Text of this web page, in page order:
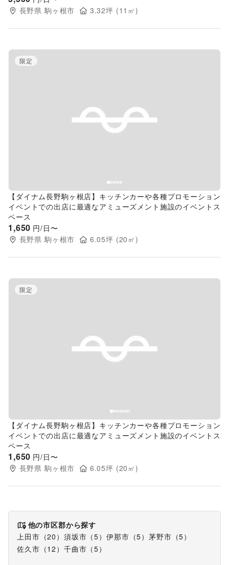
長野県 駒ヶ根市 3.32坪 (11 ㎡)
Previous slide
限定
【ダイナム長野駒ヶ根店】キッチンカーや各種プロモーション
イベントでの出店に最適なアミューズメント施設のイベントス
ペース
1,650 円/日〜
長野県 駒ヶ根市 6.05坪 (20 ㎡)
Previous slide
限定
【ダイナム長野駒ヶ根店】キッチンカーや各種プロモーション
イベントでの出店に最適なアミューズメント施設のイベントス
ペース
1,650 円/日〜
長野県 駒ヶ根市 6.05坪 (20 ㎡)
他の市区郡から探す
上田市 （20 ） 須坂市 （5） 伊那市 （5）茅野市 （5）
佐久市 （12 ） 千曲市 （5）